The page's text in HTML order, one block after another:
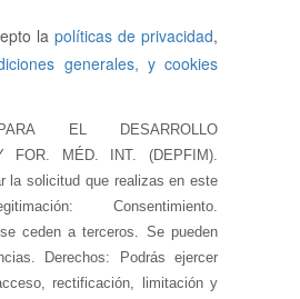
la políticas de privacidad,
generales, y cookies
EL DESARROLLO
FOR. MÉD. INT. (DEPFIM).
la solicitud que realizas en este
Consentimiento.
ceden a terceros. Se pueden
Derechos: Podrás ejercer
rectificación, limitación y